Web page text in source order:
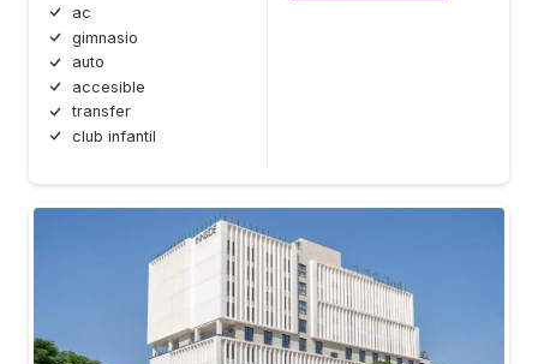
ac
gimnasio
auto
accesible
transfer
club infantil